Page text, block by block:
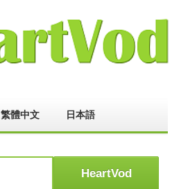
繁體中文 日本語